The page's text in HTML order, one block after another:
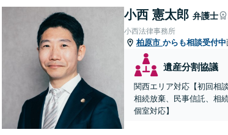
小西 憲太郎 弁護士
小西法律事務所
柏原市 からも相談受付中
遺産分割協議
関西エリア対応【初回相
相続放棄、民事信託、相
個室対応】